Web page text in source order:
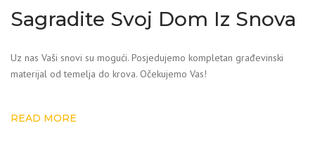
Sagradite Svoj Dom Iz Snova
Uz nas Vaši snovi su mogući. Posjedujemo kompletan građevinski
materijal od temelja do krova. Očekujemo Vas!
READ MORE